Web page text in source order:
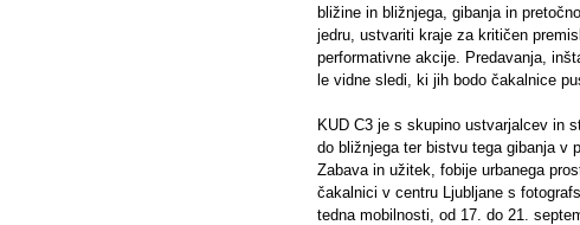
bližine in bližnjega, gibanja in
jedru, ustvariti kraje za kritičen
performativne akcije. Predavanja,
le vidne sledi, ki jih bodo čakalnice
KUD C3 je s skupino ustvarjalcev in
do bližnjega ter bistvu tega gibanja v
Zabava in užitek, fobije urbanega
čakalnici v centru Ljubljane s
tedna mobilnosti, od 17. do 21.